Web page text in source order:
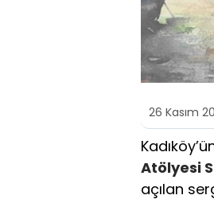
26 Kasım
Atölyesi
açılan